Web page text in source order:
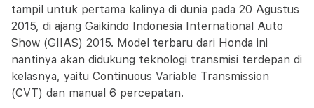
tampil untuk pertama kalinya di dunia pada 20 Agustus
2015, di ajang Gaikindo Indonesia International Auto
Show (GIIAS) 2015. Model terbaru dari Honda ini
nantinya akan didukung teknologi transmisi terdepan di
kelasnya, yaitu Continuous Variable Transmission
(CVT) dan manual 6 percepatan.